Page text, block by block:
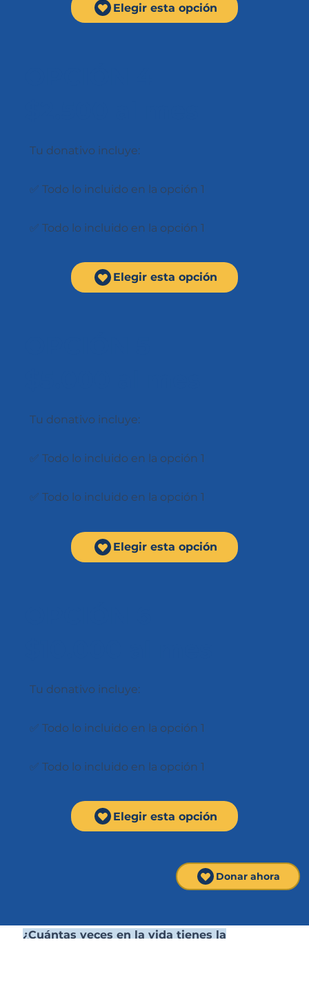
Elegir esta opción
Tu donativo incluye:
✅ Todo lo incluido en la opción 1
✅ Todo lo incluido en la opción 1
Elegir esta opción
Tu donativo incluye:
✅ Todo lo incluido en la opción 1
✅ Todo lo incluido en la opción 1
Elegir esta opción
Tu donativo incluye:
✅ Todo lo incluido en la opción 1
✅ Todo lo incluido en la opción 1
Elegir esta opción
¿Cuántas veces en la vida tienes la
Donar ahora